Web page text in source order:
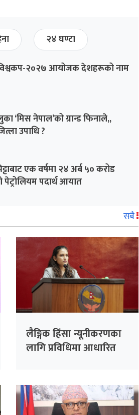
२४ घण्टा
२०२७ आयोजक देशहरूको नाम
‘मिस नेपाल’को ग्रान्ड फिनाले,,
उपाधि ?
एक वर्षमा २४ अर्ब ५० करोड
पेट्रोलियम पदार्थ आयात
सबै
लैङ्गिक हिंसा न्यूनीकरणका
लागि प्रविधिमा आधारित